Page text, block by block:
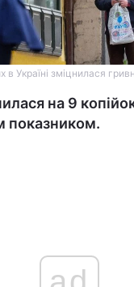
в Україні зміцнилася
на 9
показником.